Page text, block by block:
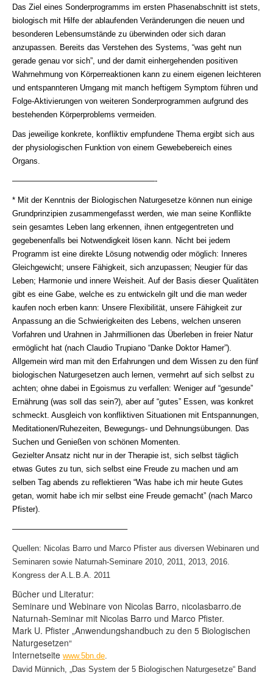
Das Ziel eines Sonderprogramms im ersten Phasenabschnitt ist stets,
biologisch mit Hilfe der ablaufenden Veränderungen die neuen und
besonderen Lebensumstände zu überwinden oder sich daran
anzupassen. Bereits das Verstehen des Systems, “was geht nun
gerade genau vor sich”, und der damit einhergehenden positiven
Wahrnehmung von Körperreaktionen kann zu einem eigenen leichteren
und entspannteren Umgang mit manch heftigem Symptom führen und
Folge-Aktivierungen von weiteren Sonderprogrammen aufgrund des
bestehenden Körperproblems vermeiden.
Das jeweilige konkrete, konfliktiv empfundene Thema ergibt sich aus
der physiologischen Funktion von einem Gewebebereich eines
Organs.
——————————————————-
* Mit der Kenntnis der Biologischen Naturgesetze können nun einige
Grundprinzipien zusammengefasst werden, wie man seine Konﬂikte
sein gesamtes Leben lang erkennen, ihnen entgegentreten und
gegebenenfalls bei Notwendigkeit lösen kann. Nicht bei jedem
Programm ist eine direkte Lösung notwendig oder möglich: Inneres
Gleichgewicht; unsere Fähigkeit, sich anzupassen; Neugier für das
Leben; Harmonie und innere Weisheit. Auf der Basis dieser Qualitäten
gibt es eine Gabe, welche es zu entwickeln gilt und die man weder
kaufen noch erben kann: Unsere Flexibilität, unsere Fähigkeit zur
Anpassung an die Schwierigkeiten des Lebens, welchen unseren
Vorfahren und Urahnen in Jahrmillionen das Überleben in freier Natur
ermöglicht hat (nach Claudio Trupiano “Danke Doktor Hamer”).
Allgemein wird man mit den Erfahrungen und dem Wissen zu den fünf
biologischen Naturgesetzen auch lernen, vermehrt auf sich selbst zu
achten; ohne dabei in Egoismus zu verfallen: Weniger auf “gesunde”
Ernährung (was soll das sein?), aber auf “gutes” Essen, was konkret
schmeckt. Ausgleich von konfliktiven Situationen mit Entspannungen,
Meditationen/Ruhezeiten, Bewegungs- und Dehnungsübungen. Das
Suchen und Genießen von schönen Momenten.
Gezielter Ansatz nicht nur in der Therapie ist, sich selbst täglich
etwas Gutes zu tun, sich selbst eine Freude zu machen und am
selben Tag abends zu reflektieren “Was habe ich mir heute Gutes
getan, womit habe ich mir selbst eine Freude gemacht” (nach Marco
Pfister).
——————————————–
Quellen: Nicolas Barro und Marco Pfister aus diversen Webinaren und
Seminaren sowie Naturnah-Seminare 2010, 2011, 2013, 2016.
Kongress der A.L.B.A. 2011
Bücher und Literatur:
Seminare und Webinare von Nicolas Barro, nicolasbarro.de
Naturnah-Seminar mit Nicolas Barro und Marco Pfister.
Mark U. Pfister „Anwendungshandbuch zu den 5 Biologischen
Naturgesetzen“
Internetseite www.5bn.de.
David Münnich, „Das System der 5 Biologischen Naturgesetze“ Band